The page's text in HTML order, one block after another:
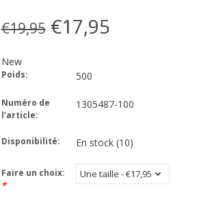
€19,95 €17,95
New
Poids: 500
Numéro de
l'article:
1305487-100
Disponibilité: En stock (10)
Faire un choix:
*